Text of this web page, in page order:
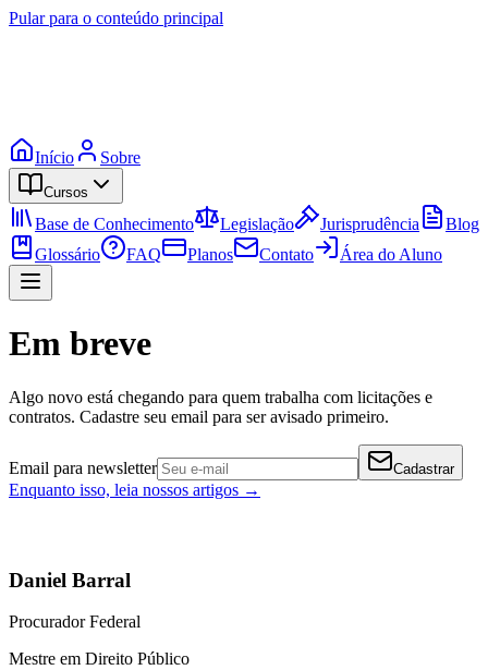
Pular para o conteúdo principal
Início Sobre
Cursos
Base de Conhecimento Legislação Jurisprudência
Blog
Glossário
FAQ Planos Contato Área do Aluno
Em breve
Algo novo está chegando para quem trabalha com licitações e
contratos. Cadastre seu email para ser avisado primeiro.
Email para newsletter Cadastrar
Enquanto isso, leia nossos artigos →
Daniel Barral
Procurador Federal
Mestre em Direito Público